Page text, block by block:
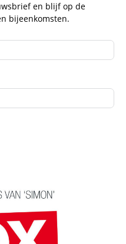
en blijf op de
bijeenkomsten.